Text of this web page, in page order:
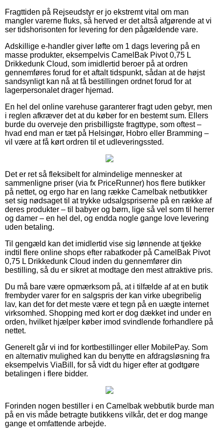
Fragttiden på Rejseudstyr er jo ekstremt vital om man
mangler varerne fluks, så herved er det altså afgørende at vi
ser tidshorisonten for levering for den pågældende vare.
Adskillige e-handler giver løfte om 1 dags levering på en
masse produkter, eksempelvis CamelBak Pivot 0,75 L
Drikkedunk Cloud, som imidlertid beroer på at ordren
gennemføres forud for et aftalt tidspunkt, sådan at de højst
sandsynligt kan nå at få bestillingen ordnet forud for at
lagerpersonalet drager hjemad.
En hel del online varehuse garanterer fragt uden gebyr, men
i reglen afkræver det at du køber for en bestemt sum. Ellers
burde du overveje den prisbilligste fragttype, som oftest –
hvad end man er tæt på Helsingør, Hobro eller Bramming –
vil være at få kørt ordren til et udleveringssted.
Det er ret så fleksibelt for almindelige mennesker at
sammenligne priser (via fx PriceRunner) hos flere butikker
på nettet, og ergo har en lang række Camelbak netbutikker
set sig nødsaget til at trykke udsalgspriserne på en række af
deres produkter – til babyer og børn, lige så vel som til herrer
og damer – en hel del, og endda nogle gange love levering
uden betaling.
Til gengæld kan det imidlertid vise sig lønnende at tjekke
indtil flere online shops efter rabatkoder på CamelBak Pivot
0,75 L Drikkedunk Cloud inden du gennemfører din
bestilling, så du er sikret at modtage den mest attraktive pris.
Du må bare være opmærksom på, at i tilfælde af at en butik
frembyder varer for en salgspris der kan virke ubegribelig
lav, kan det for det meste være et tegn på en uægte internet
virksomhed. Shopping med kort er dog dækket ind under en
orden, hvilket hjælper køber imod svindlende forhandlere på
nettet.
Generelt går vi ind for kortbestillinger eller MobilePay. Som
en alternativ mulighed kan du benytte en afdragsløsning fra
eksempelvis ViaBill, for så vidt du higer efter at godtgøre
betalingen i flere bidder.
Forinden nogen bestiller i en Camelbak webbutik burde man
på en vis måde betragte butikkens vilkår, det er dog mange
gange et omfattende arbejde.